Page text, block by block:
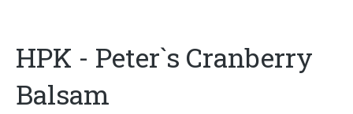
HPK - Peter`s Cranberry
Balsam